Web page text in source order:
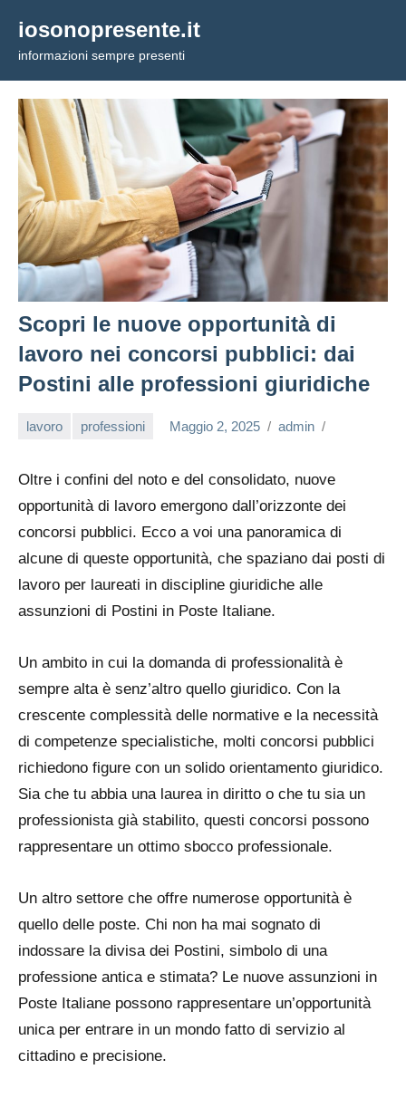
contenuto
iosonopresente.it
informazioni sempre presenti
Scopri le nuove opportunità di
lavoro nei concorsi pubblici: dai
Postini alle professioni giuridiche
lavoro professioni Maggio 2, 2025 admin
Oltre i confini del noto e del consolidato, nuove
opportunità di lavoro emergono dall’orizzonte dei
concorsi pubblici. Ecco a voi una panoramica di
alcune di queste opportunità, che spaziano dai posti di
lavoro per laureati in discipline giuridiche alle
assunzioni di Postini in Poste Italiane.
Un ambito in cui la domanda di professionalità è
sempre alta è senz’altro quello giuridico. Con la
crescente complessità delle normative e la necessità
di competenze specialistiche, molti concorsi pubblici
richiedono figure con un solido orientamento giuridico.
Sia che tu abbia una laurea in diritto o che tu sia un
professionista già stabilito, questi concorsi possono
rappresentare un ottimo sbocco professionale.
Un altro settore che offre numerose opportunità è
quello delle poste. Chi non ha mai sognato di
indossare la divisa dei Postini, simbolo di una
professione antica e stimata? Le nuove assunzioni in
Poste Italiane possono rappresentare un’opportunità
unica per entrare in un mondo fatto di servizio al
cittadino e precisione.